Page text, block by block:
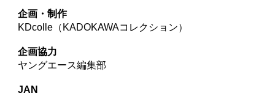
企画・制作
KDcolle（KADOKAWAコレクション）
企画協力
ヤングエース編集部
JAN